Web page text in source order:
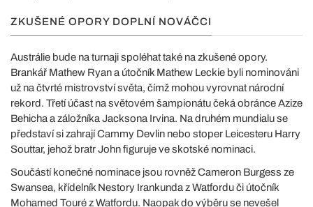
ZKUŠENÉ OPORY DOPLNÍ NOVÁČCI
Austrálie bude na turnaji spoléhat také na zkušené opory.
Brankář Mathew Ryan a útočník Mathew Leckie byli nominováni
už na čtvrté mistrovství světa, čímž mohou vyrovnat národní
rekord. Třetí účast na světovém šampionátu čeká obránce Azize
Behicha a záložníka Jacksona Irvina. Na druhém mundialu se
představí si zahrají Cammy Devlin nebo stoper Leicesteru Harry
Souttar, jehož bratr John figuruje ve skotské nominaci.
Součástí konečné nominace jsou rovněž Cameron Burgess ze
Swansea, křídelník Nestory Irankunda z Watfordu či útočník
Mohamed Touré z Watfordu. Naopak do výběru se nevešel